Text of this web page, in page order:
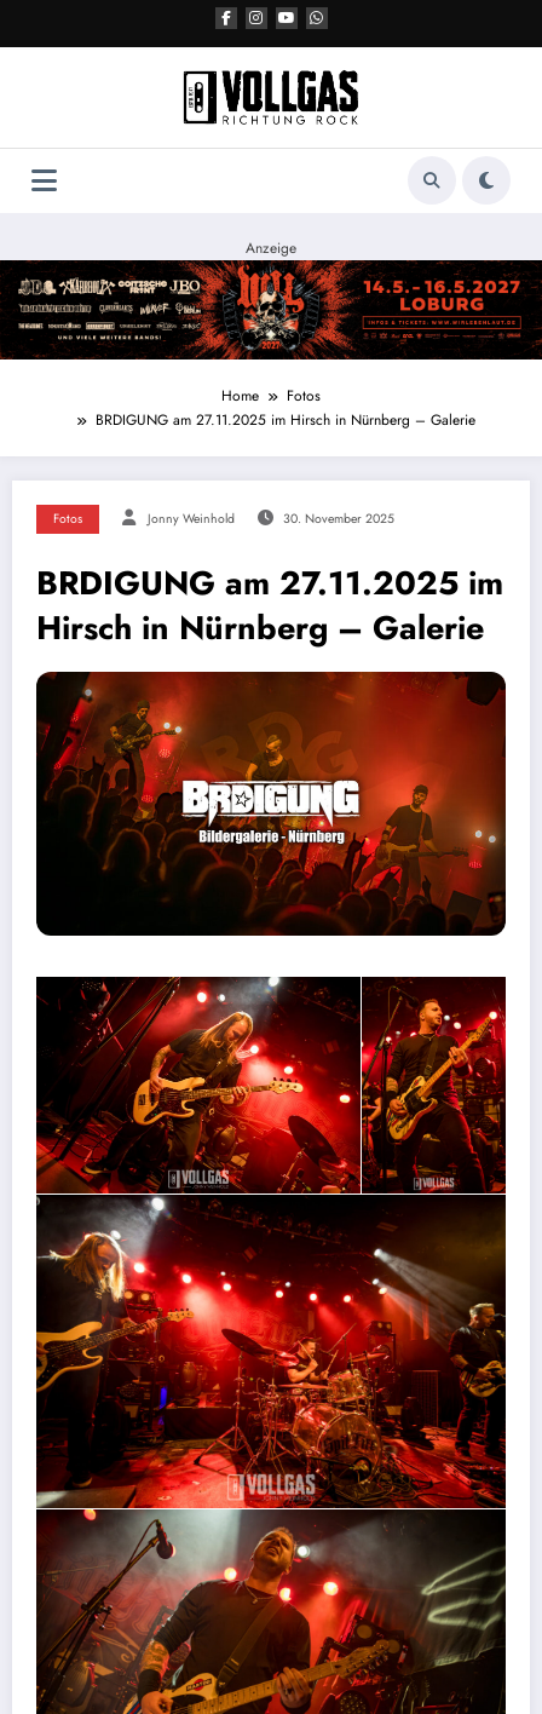
Anzeige
Home
Fotos
BRDIGUNG am 27.11.2025 im Hirsch in Nürnberg – Galerie
Fotos Jonny Weinhold 30. November 2025
BRDIGUNG am 27.11.2025 im
Hirsch in Nürnberg – Galerie